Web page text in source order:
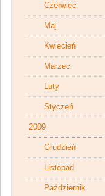
Czerwiec
Maj
Kwiecień
Marzec
Luty
Styczeń
2009
Grudzień
Listopad
Październik